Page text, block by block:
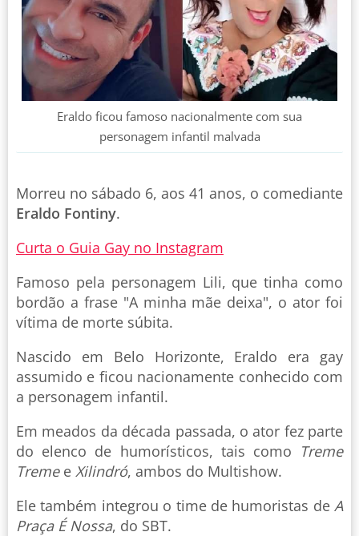
Eraldo ficou famoso nacionalmente com sua
personagem infantil malvada
Morreu no sábado 6, aos 41 anos, o comediante
Eraldo Fontiny.
Curta o Guia Gay no Instagram
Famoso pela personagem Lili, que tinha como
bordão a frase "A minha mãe deixa", o ator foi
vítima de morte súbita.
Nascido em Belo Horizonte, Eraldo era gay
assumido e ficou nacionamente conhecido com
a personagem infantil.
Em meados da década passada, o ator fez parte
do elenco de humorísticos, tais como Treme
Tremee Xilindró, ambos do Multishow.
Ele também integrou o time de humoristas de A
Praça É Nossa, do SBT.